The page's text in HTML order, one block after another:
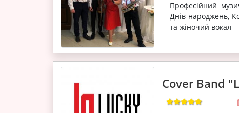
Професійний
Днів народжень,
та жіночий вокал
Cover Band